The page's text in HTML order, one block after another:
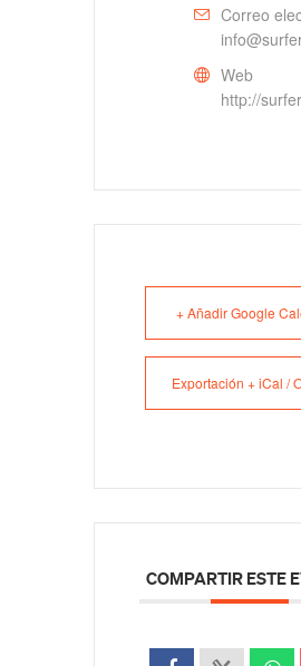
Correo
Web
http://
+ Añadir Google
Exportación + iCal /
COMPARTIR ESTE